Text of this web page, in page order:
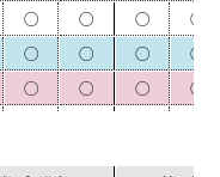
○ ○ ○
○
○ ○ ○
○
○ ○ ○
○